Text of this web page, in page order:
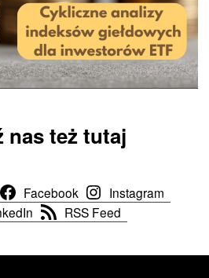
nas też tutaj
Facebook
Instagram
RSS Feed